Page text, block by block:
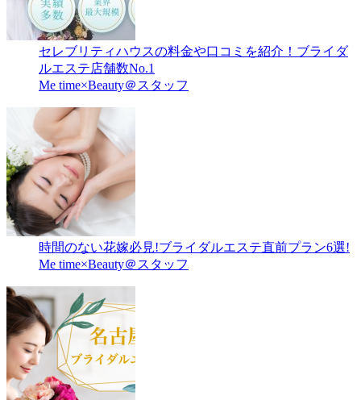
セレブリティハウスの料金や口コミを紹介！ブライダ
ルエステ店舗数No.1
Me time×Beauty＠スタッフ
時間のない花嫁必見!ブライダルエステ直前プラン6選!
Me time×Beauty＠スタッフ